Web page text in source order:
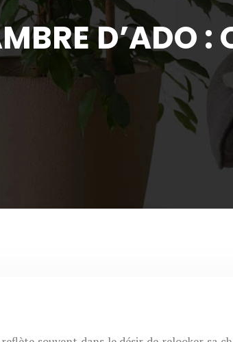
D’ADO :